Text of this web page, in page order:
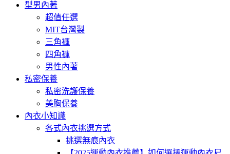
型男內著
超值任選
MIT台灣製
三角褲
四角褲
男性內著
私密保養
私密洗護保養
美胸保養
內衣小知識
各式內衣挑選方式
挑選無痕內衣